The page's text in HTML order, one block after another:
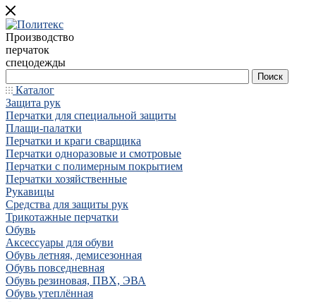
Производство
перчаток
спецодежды
Каталог
Защита рук
Перчатки для специальной защиты
Плащи-палатки
Перчатки и краги сварщика
Перчатки одноразовые и смотровые
Перчатки с полимерным покрытием
Перчатки хозяйственные
Рукавицы
Средства для защиты рук
Трикотажные перчатки
Обувь
Аксессуары для обуви
Обувь летняя, демисезонная
Обувь повседневная
Обувь резиновая, ПВХ, ЭВА
Обувь утеплённая